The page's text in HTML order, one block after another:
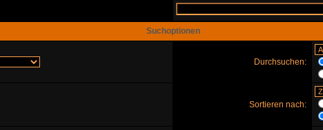
Suchoptionen
Durchsuchen:
Sortieren nach: